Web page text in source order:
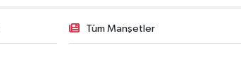
Tüm Manşetler